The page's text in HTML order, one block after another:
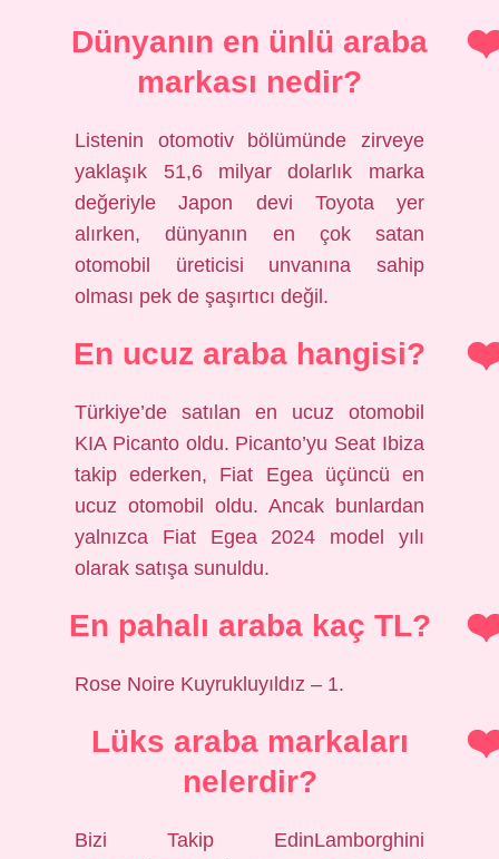
Dünyanın en ünlü araba
markası nedir?
Listenin otomotiv bölümünde zirveye
yaklaşık 51,6 milyar dolarlık marka
değeriyle Japon devi Toyota yer
alırken, dünyanın en çok satan
otomobil üreticisi unvanına sahip
olması pek de şaşırtıcı değil.
En ucuz araba hangisi?
Türkiye’de satılan en ucuz otomobil
KIA Picanto oldu. Picanto’yu Seat Ibiza
takip ederken, Fiat Egea üçüncü en
ucuz otomobil oldu. Ancak bunlardan
yalnızca Fiat Egea 2024 model yılı
olarak satışa sunuldu.
En pahalı araba kaç TL?
Rose Noire Kuyrukluyıldız – 1.
Lüks araba markaları
nelerdir?
Bizi Takip EdinLamborghini